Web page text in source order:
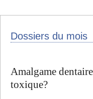
Dossiers du mois
Amalgame
toxique?